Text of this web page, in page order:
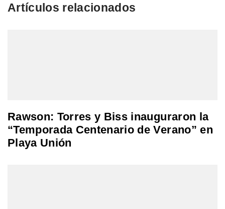
Artículos relacionados
Rawson: Torres y Biss inauguraron la
“Temporada Centenario de Verano” en
Playa Unión